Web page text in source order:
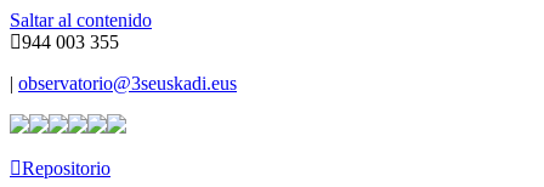
Saltar al contenido
944 003 355
| observatorio@3seuskadi.eus
Repositorio